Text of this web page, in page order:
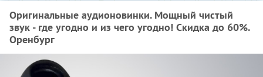
Оригинальные аудионовинки. Мощный чистый
звук - где угодно и из чего угодно! Скидка до 60%.
Оренбург